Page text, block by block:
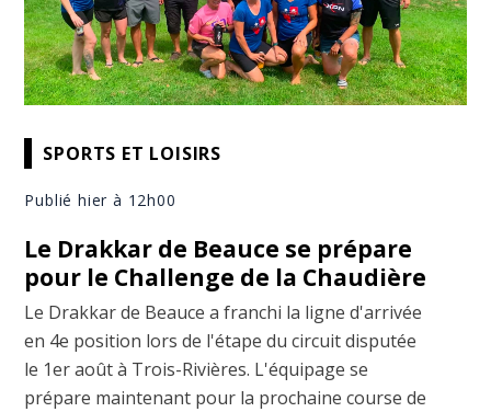
SPORTS ET LOISIRS
Publié hier à 12h00
Le Drakkar de Beauce se prépare
pour le Challenge de la Chaudière
Le Drakkar de Beauce a franchi la ligne d'arrivée
en 4e position lors de l'étape du circuit disputée
le 1er août à Trois-Rivières. L'équipage se
prépare maintenant pour la prochaine course de